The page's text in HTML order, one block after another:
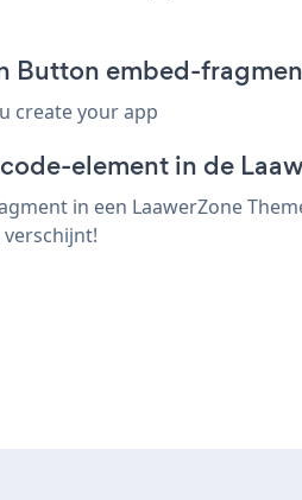
Button embed-
create your app
element in de
in een LaawerZone